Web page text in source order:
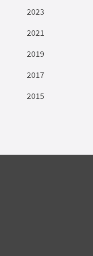
2023
2021
2019
2017
2015